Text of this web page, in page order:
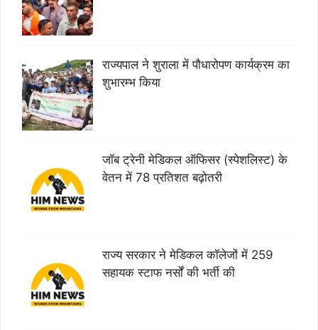
राज्यपाल ने शुराला में पौधारोपण कार्यक्रम का
शुभारम्भ किया
जॉब ट्रेनी मेडिकल ऑफिसर (स्पेशलिस्ट) के
वेतन में 78 प्रतिशत बढ़ोतरी
राज्य सरकार ने मेडिकल कॉलेजों में 259
सहायक स्टाफ नर्सों की भर्ती की